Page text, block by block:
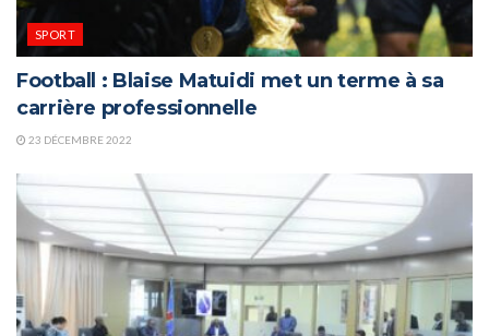
SPORT
Football : Blaise Matuidi met un terme à sa
carrière professionnelle
23 DÉCEMBRE 2022